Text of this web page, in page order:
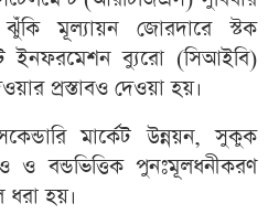
মূল্যায়ন জোরদারে স্টক
ইনফরমেশন ব্যুরো (সিআইবি)
প্রস্তাবও দেওয়া হয়।
মার্কেট উন্নয়ন, সুকুক
বন্ডভিত্তিক পুনঃমূলধনীকরণ
ধরা হয়।